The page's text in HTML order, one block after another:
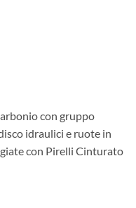
con gruppo
idraulici e ruote in
con Pirelli Cinturato